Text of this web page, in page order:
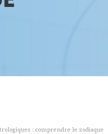
: comprendre le zodiaque